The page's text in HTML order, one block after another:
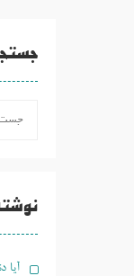
آیا